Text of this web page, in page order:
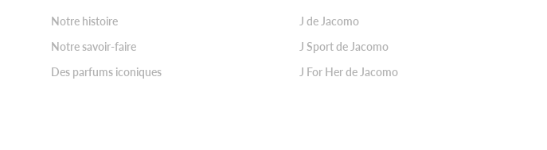
Notre histoire
Notre savoir-faire
Des parfums iconiques
J de Jacomo
J Sport de Jacomo
J For Her de Jacomo